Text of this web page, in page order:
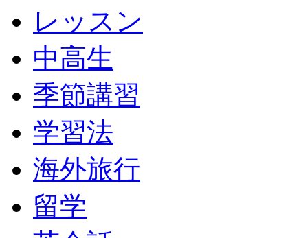
レッスン
中高生
季節講習
学習法
海外旅行
留学